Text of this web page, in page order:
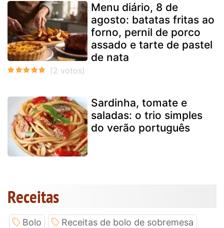
Menu diário, 8 de
agosto: batatas fritas ao
forno, pernil de porco
assado e tarte de pastel
de nata
Sardinha, tomate e
saladas: o trio simples
do verão português
Receitas
Bolo
Receitas de bolo de sobremesa